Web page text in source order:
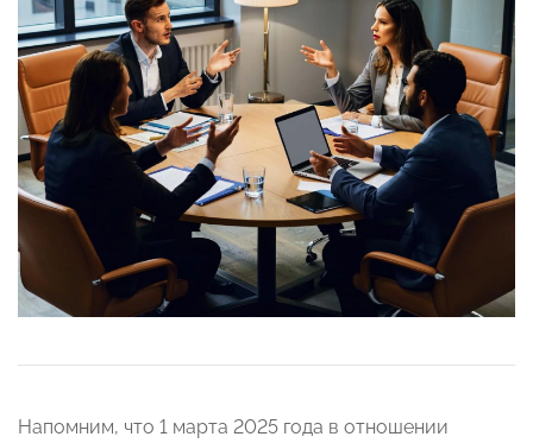
Напомним, что 1 марта 2025 года в отношении